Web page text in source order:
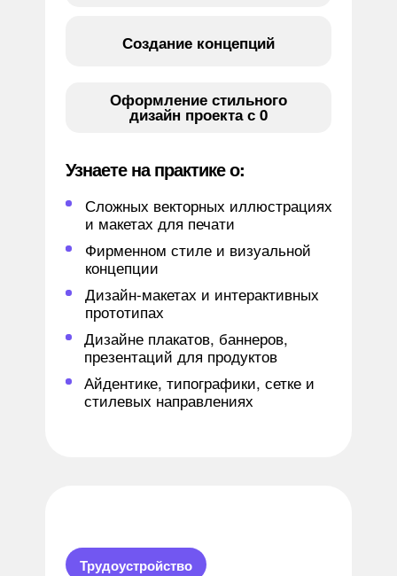
Создание концепций
Сложных векторных иллюстрациях
и макетах для печати
Фирменном стиле и визуальной
концепции
Дизайн-макетах и интерактивных
прототипах
Дизайне плакатов, баннеров,
презентаций для продуктов
Узнаете на практике о:
Айдентике, типографики, сетке и
стилевых направлениях
Оформление стильного
дизайн проекта с 0
Трудоустройство